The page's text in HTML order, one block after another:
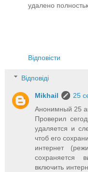
удалено
Відповісти
Відповіді
Mikhail
25
Анонимный 25
Проверил
удаляется и
чтоб его
интернет
сохраняется
включить